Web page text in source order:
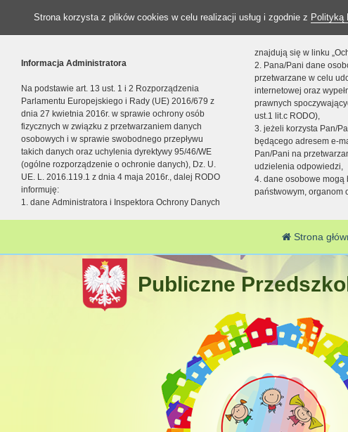
Strona korzysta z plików cookies w celu realizacji usług i zgodnie z Polityką
Informacja Administratora
Na podstawie art. 13 ust. 1 i 2 Rozporządzenia
Parlamentu Europejskiego i Rady (UE) 2016/679 z
dnia 27 kwietnia 2016r. w sprawie ochrony osób
fizycznych w związku z przetwarzaniem danych
osobowych i w sprawie swobodnego przepływu
takich danych oraz uchylenia dyrektywy 95/46/WE
(ogólne rozporządzenie o ochronie danych), Dz. U.
UE. L. 2016.119.1 z dnia 4 maja 2016r., dalej RODO
informuję:
1. dane Administratora i Inspektora Ochrony Danych
znajdują się w linku
2. Pana/Pani dane
przetwarzane w celu
internetowej oraz
prawnych
ust.1 lit.c RODO),
3. jeżeli korzysta Pan/
będącego adresem e-
Pan/Pani na
udzielenia odpowiedzi,
4. dane osobowe mogą
państwowym, organom
Strona
Publiczne